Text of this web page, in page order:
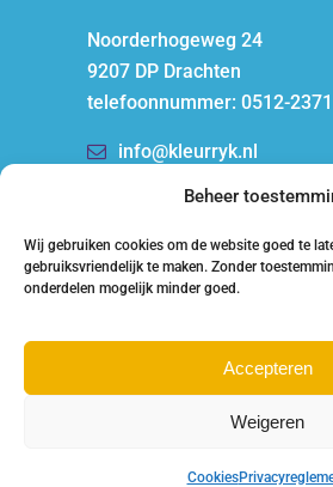
Beheer
Wij gebruiken cookies om de website goed te
gebruiksvriendelijk te maken. Zonder
onderdelen mogelijk minder goed.
Accepteren
Weigeren
Cookies
Noorderhogeweg 24
9207 DP Drachten
telefoonnummer: 0512-
info@kleurryk.nl
© 2020 Kleurryk┃ Privacy